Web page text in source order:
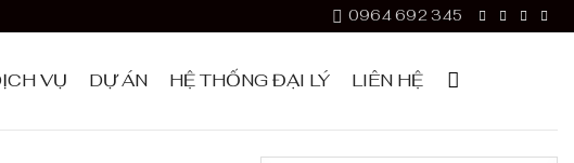
0964 692 345
VỤ DỰ ÁN HỆ THỐNG ĐẠI LÝ LIÊN HỆ